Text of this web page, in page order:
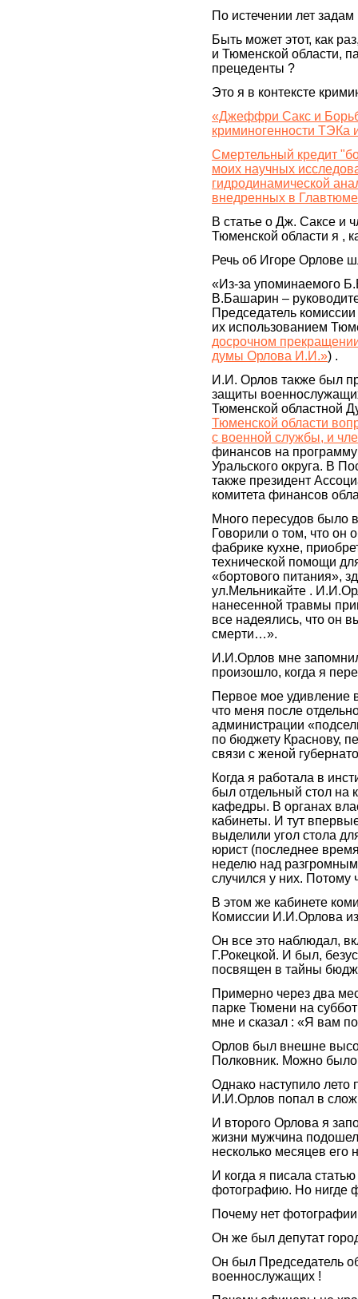
По истечении лет задам
Быть может этот, как
и Тюменской области,
прецеденты ?
Это я в контексте
«Джеффри Сакс и
криминогенности ТЭКа
Смертельный кредит
моих научных
гидродинамической
внедренных в
В статье о Дж. Саксе и
Тюменской области я ,
Речь об Игоре Орлове
«Из-за упоминаемого
В.Башарин –
Председатель
их использованием
досрочном
думы Орлова И.И.») .
И.И. Орлов также был
защиты
Тюменской областной
Тюменской области
с военной службы, и
финансов на
Уральского округа. В
также президент
комитета финансов
Много пересудов было
Говорили о том, что он
фабрике кухне,
технической помощи
«бортового питания»,
ул.Мельникайте .
нанесенной травмы
все надеялись, что он
смерти…».
И.И.Орлов мне
произошло, когда я
Первое мое удивление
что меня после
администрации
по бюджету Краснову,
связи с женой
Когда я работала в
был отдельный стол на
кафедры. В органах
кабинеты. И тут
выделили угол стола
юрист (последнее
неделю над
случился у них. Потому
В этом же кабинете
Комиссии И.И.Орлова
Он все это наблюдал,
Г.Рокецкой. И был,
посвящен в тайны
Примерно через два
парке Тюмени на
мне и сказал : «Я вам
Орлов был внешне
Полковник. Можно было
Однако наступило лето
И.И.Орлов попал в
И второго Орлова я
жизни мужчина
несколько месяцев его
И когда я писала
фотографию. Но нигде
Почему нет
Он же был депутат
Он был Председатель
военнослужащих !